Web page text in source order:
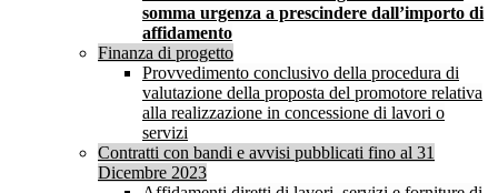
somma urgenza a prescindere dall’importo di
affidamento
Finanza di progetto
Provvedimento conclusivo della procedura di
valutazione della proposta del promotore relativa
alla realizzazione in concessione di lavori o
servizi
Contratti con bandi e avvisi pubblicati fino al 31
Dicembre 2023